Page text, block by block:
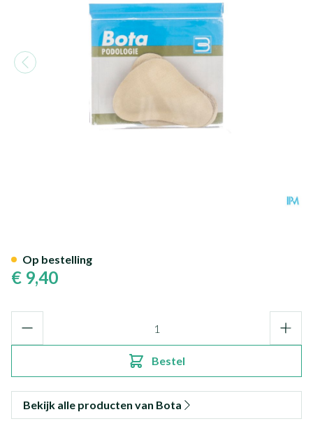
€ 9,40
Bestel
Op bestelling
Bekijk alle producten van Bota